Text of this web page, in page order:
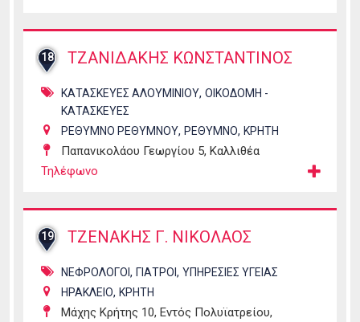
18 ΤΖΑΝΙΔΑΚΗΣ ΚΩΝΣΤΑΝΤΙΝΟΣ
ΚΑΤΑΣΚΕΥΕΣ ΑΛΟΥΜΙΝΙΟΥ, ΟΙΚΟΔΟΜΗ -
ΚΑΤΑΣΚΕΥΕΣ
ΡΕΘΥΜΝΟ ΡΕΘΥΜΝΟΥ, ΡΕΘΥΜΝΟ, ΚΡΗΤΗ
Παπανικολάου Γεωργίου 5, Καλλιθέα
Τηλέφωνο
19 ΤΖΕΝΑΚΗΣ Γ. ΝΙΚΟΛΑΟΣ
ΝΕΦΡΟΛΟΓΟΙ , ΓΙΑΤΡΟΙ , ΥΠΗΡΕΣΙΕΣ ΥΓΕΙΑΣ
ΗΡΑΚΛΕΙΟ, ΚΡΗΤΗ
Μάχης Κρήτης 10, Εντός Πολυϊατρείου,